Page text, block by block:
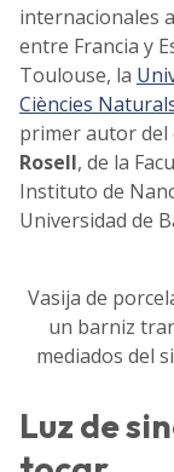
internacionales
entre Francia y
Toulouse, la
Ciències
primer autor
Rosell, de la
Instituto de
Universidad de
Vasija de
un barniz
mediados del
Luz de